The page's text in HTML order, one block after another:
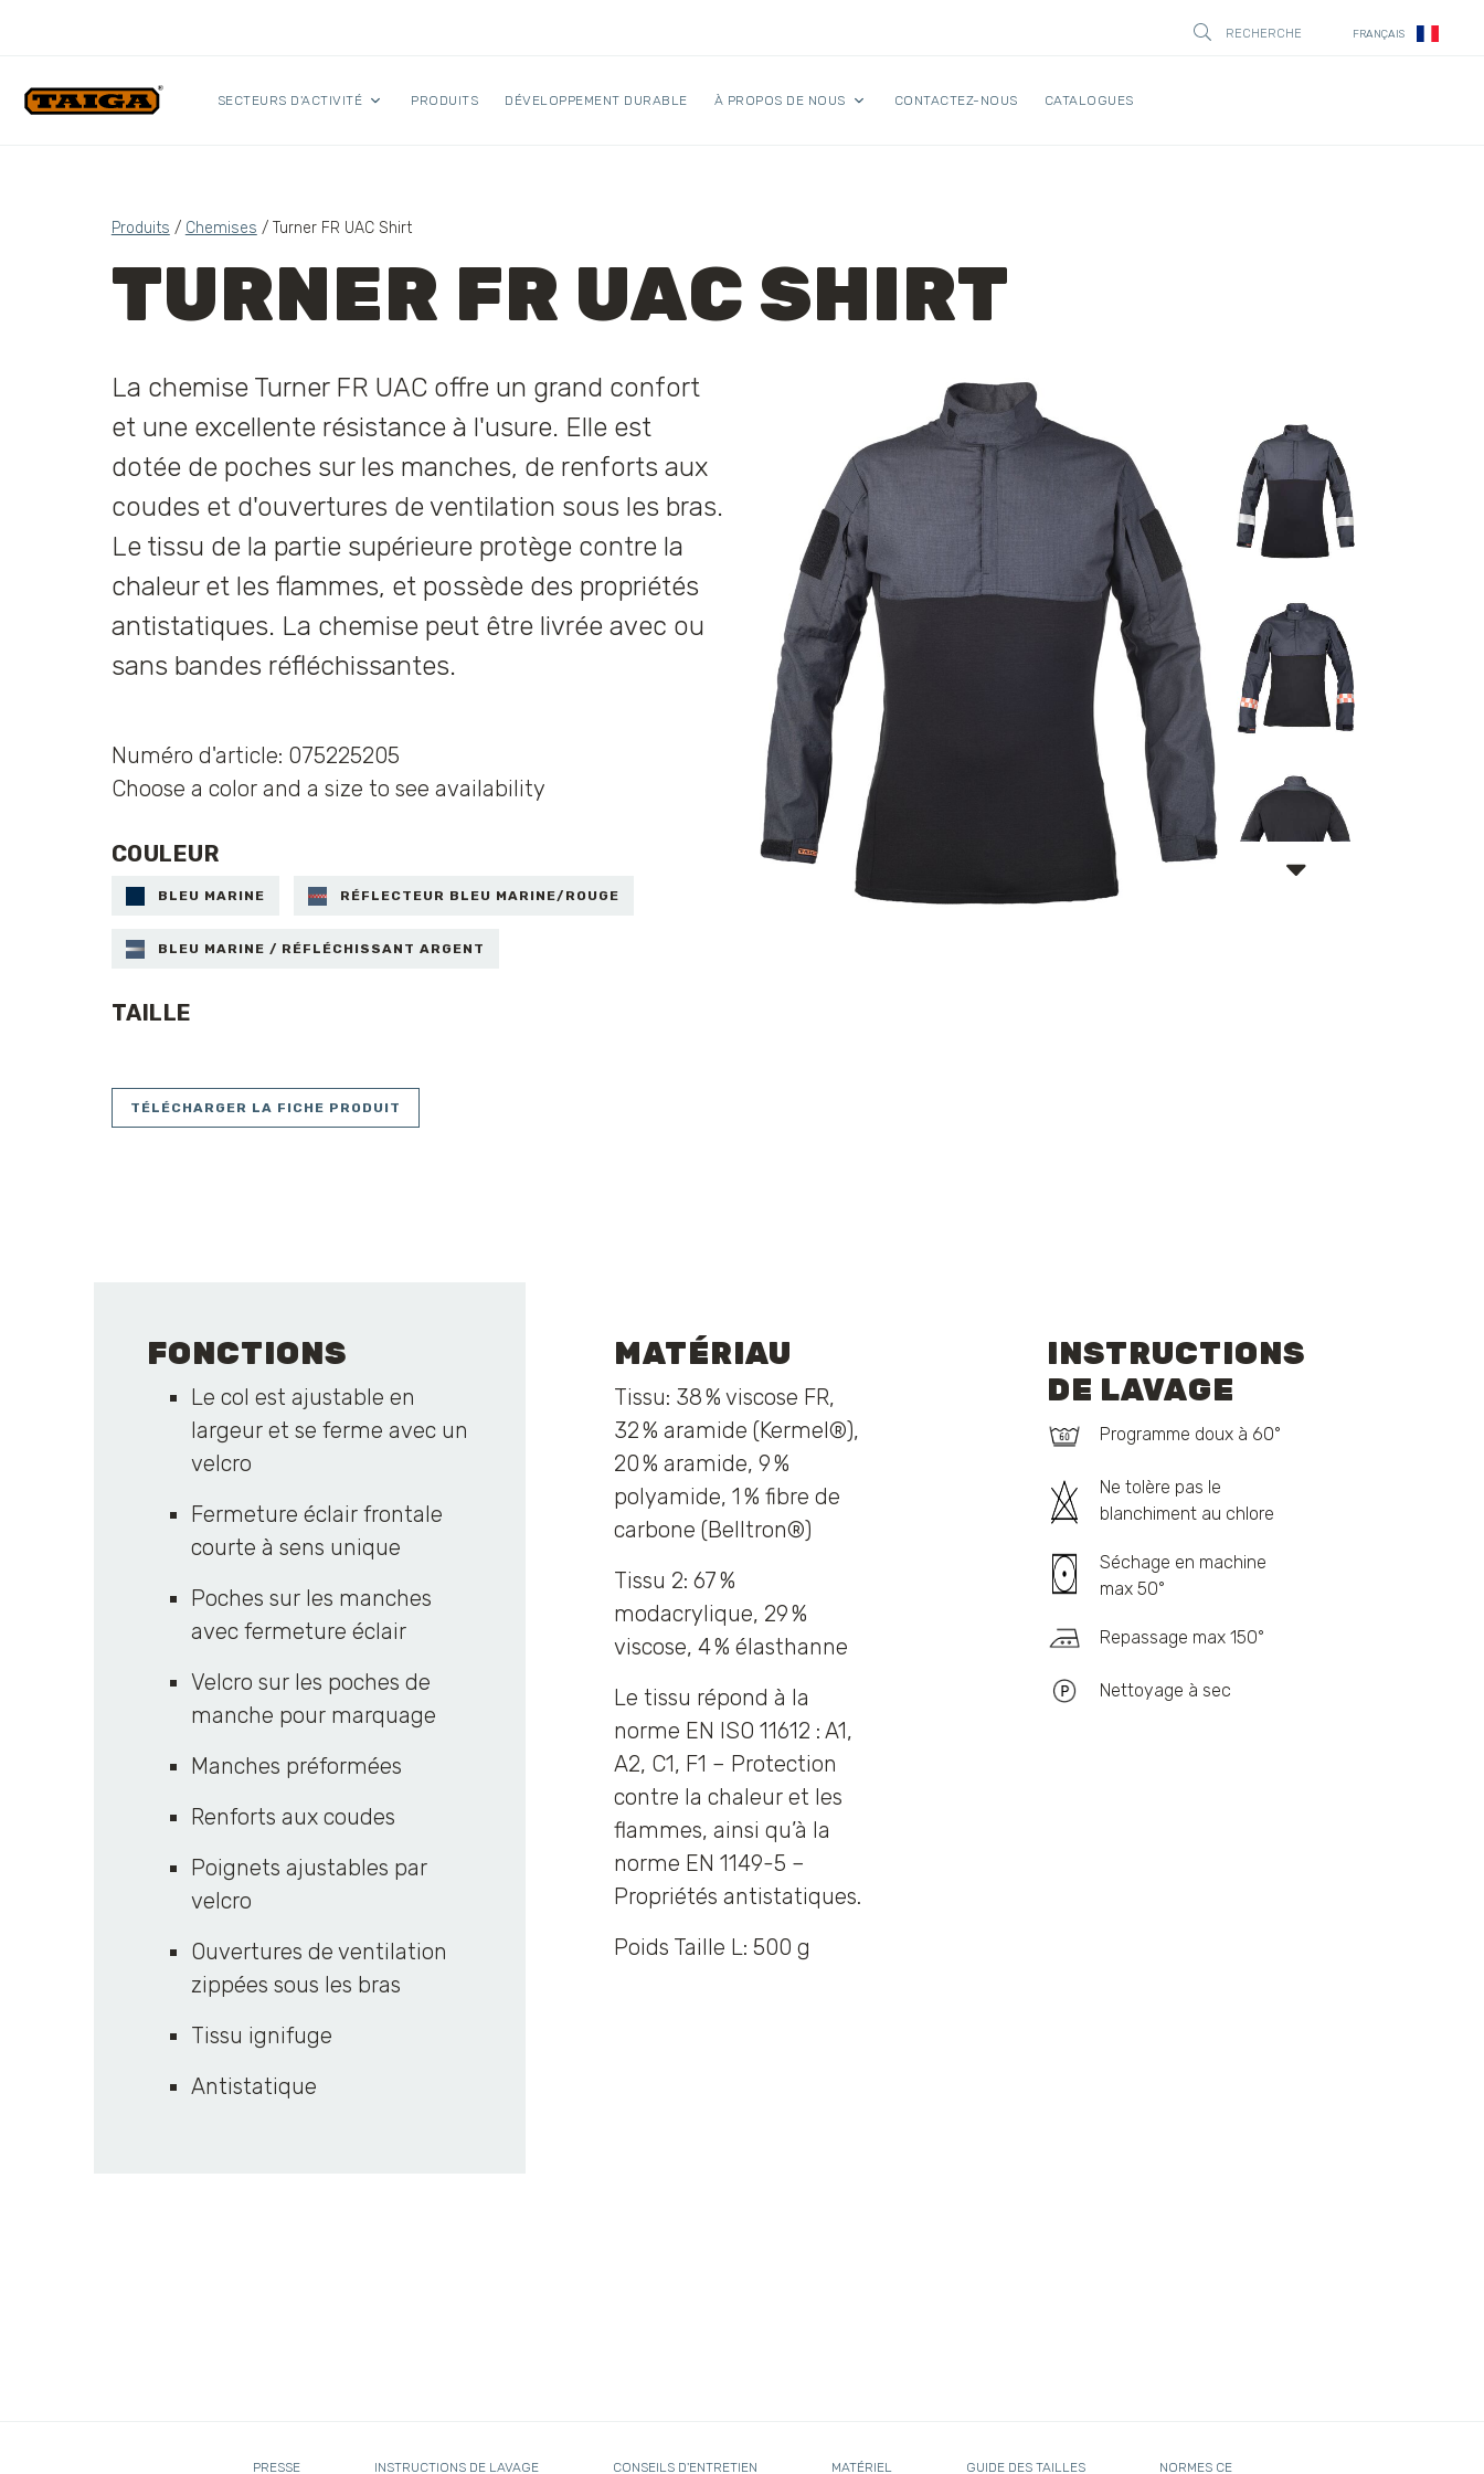
RECHERCHE FRANÇAIS
SECTEURS D'ACTIVITÉ PRODUITS DÉVELOPPEMENT DURABLE À PROPOS DE NOUS CONTACTEZ-NOUS CATALOGUES
Produits / Chemises / Turner FR UAC Shirt
TURNER FR UAC SHIRT
La chemise Turner FR UAC offre un grand confort
et une excellente résistance à l'usure. Elle est
dotée de poches sur les manches, de renforts aux
coudes et d'ouvertures de ventilation sous les bras.
Le tissu de la partie supérieure protège contre la
chaleur et les flammes, et possède des propriétés
antistatiques. La chemise peut être livrée avec ou
sans bandes réfléchissantes.
Numéro d'article: 075225205
Choose a color and a size to see availability
COULEUR
BLEU MARINE RÉFLECTEUR BLEU MARINE/ROUGE
BLEU MARINE / RÉFLÉCHISSANT ARGENT
TAILLE
TÉLÉCHARGER LA FICHE PRODUIT
FONCTIONS
Le col est ajustable en
largeur et se ferme avec un
velcro
Fermeture éclair frontale
courte à sens unique
Poches sur les manches
avec fermeture éclair
Velcro sur les poches de
manche pour marquage
Manches préformées
Renforts aux coudes
Poignets ajustables par
velcro
Ouvertures de ventilation
zippées sous les bras
Tissu ignifuge
Antistatique
MATÉRIAU
Tissu: 38 % viscose FR,
32 % aramide (Kermel®),
20 % aramide, 9 %
polyamide, 1 % fibre de
carbone (Belltron®)
Tissu 2: 67 %
modacrylique, 29 %
viscose, 4 % élasthanne
Le tissu répond à la
norme EN ISO 11612 : A1,
A2, C1, F1 – Protection
contre la chaleur et les
flammes, ainsi qu’à la
norme EN 1149-5 –
Propriétés antistatiques.
Poids Taille L: 500 g
INSTRUCTIONS
DE LAVAGE
Programme doux à 60°
Ne tolère pas le
blanchiment au chlore
Séchage en machine
max 50°
Repassage max 150°
Nettoyage à sec
PRESSE INSTRUCTIONS DE LAVAGE CONSEILS D'ENTRETIEN MATÉRIEL GUIDE DES TAILLES NORMES CE